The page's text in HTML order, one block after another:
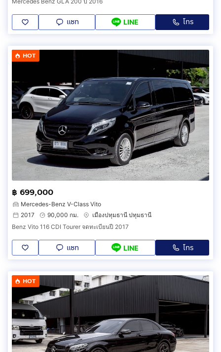
แชท LINE โทร
HOT
฿ 699,000
Mercedes-Benz V-Class Vito
2017
90,000 กม.
เมืองปทุมธานี ปทุมธานี
Benz Vito 116 CDI Tourer จดทะเบียนปี 2017
แชท LINE โทร
HOT